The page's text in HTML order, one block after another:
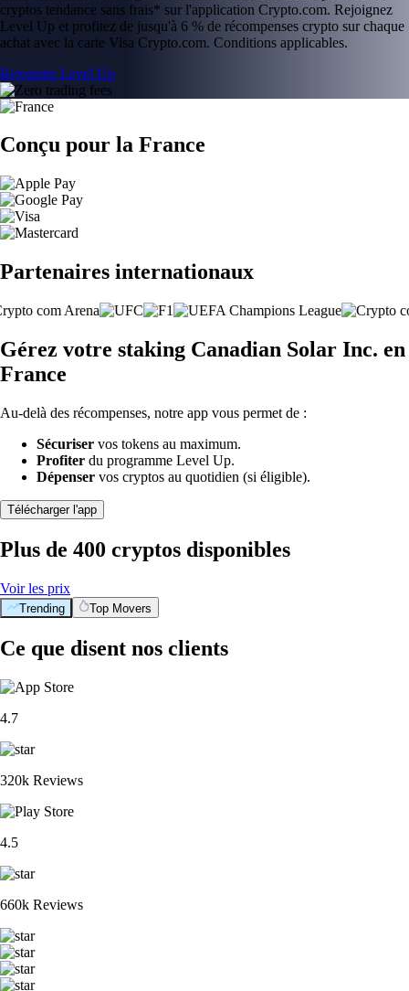
cryptos tendance sans frais* sur l'application Crypto.com. Rejoignez
Level Up et profitez de jusqu'à 6 % de récompenses crypto sur chaque
achat avec la carte Visa Crypto.com. Conditions applicables.
Rejoindre Level Up
Conçu pour la France
Partenaires internationaux
Gérez votre staking Canadian Solar Inc. en
France
Au-delà des récompenses, notre app vous permet de :
Sécuriser vos tokens au maximum.
Profiter du programme Level Up.
Dépenser vos cryptos au quotidien (si éligible).
Télécharger l'app
Plus de 400 cryptos disponibles
Voir les prix
Trending Top Movers
Ce que disent nos clients
4.7
320k Reviews
4.5
660k Reviews